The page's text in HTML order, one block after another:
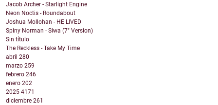
Jacob Archer - Starlight Engine
Neon Noctis - Roundabout
Joshua Mollohan - HE LIVED
Spiny Norman - Siwa (7" Version)
Sin título
The Reckless - Take My Time
abril 280
marzo 259
febrero 246
enero 202
2025 4171
diciembre 261